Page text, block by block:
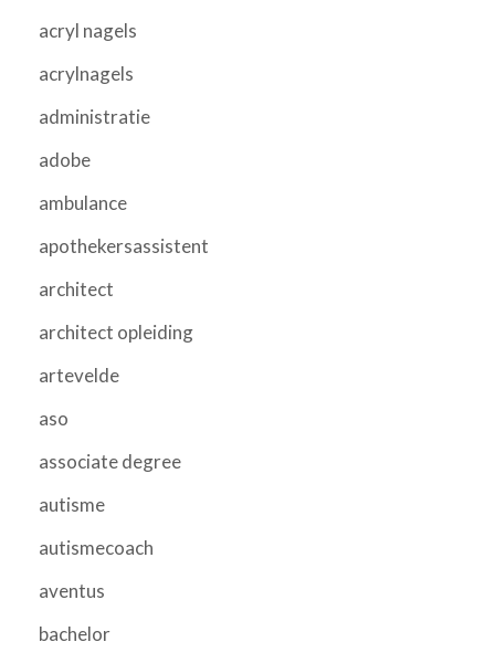
acryl nagels
acrylnagels
administratie
adobe
ambulance
apothekersassistent
architect
architect opleiding
artevelde
aso
associate degree
autisme
autismecoach
aventus
bachelor